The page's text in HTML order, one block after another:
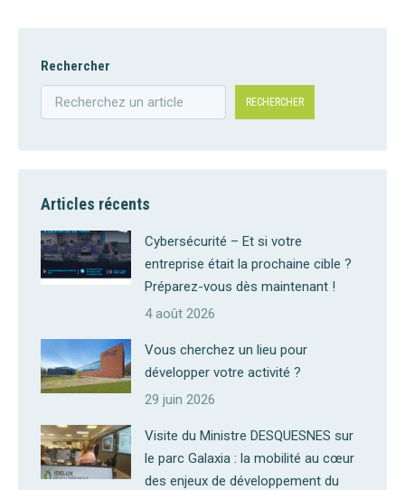
Rechercher
RECHERCHER
Articles récents
Cybersécurité – Et si votre
entreprise était la prochaine cible ?
Préparez-vous dès maintenant !
4 août 2026
Vous cherchez un lieu pour
développer votre activité ?
29 juin 2026
Visite du Ministre DESQUESNES sur
le parc Galaxia : la mobilité au cœur
des enjeux de développement du